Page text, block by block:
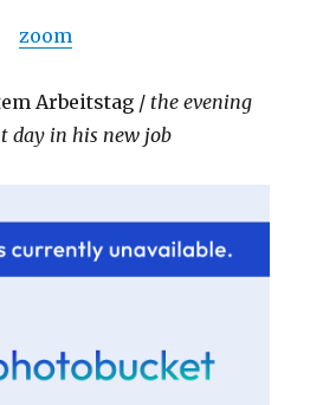
zoom
Arbeitstag / the evening
day in his new job